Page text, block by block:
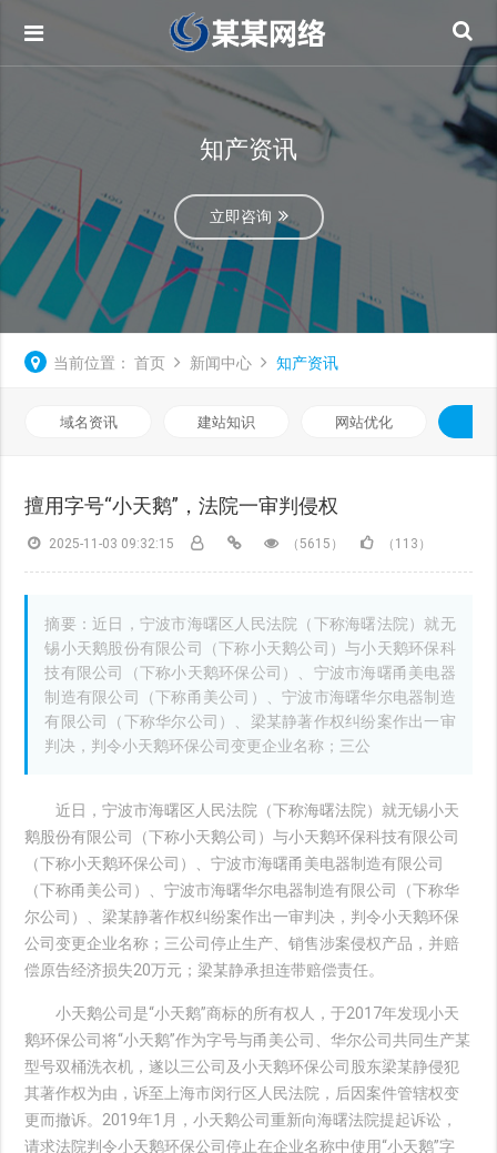
知产资讯
立即咨询
当前位置： 首页 新闻中心 知产资讯
域名资讯 建站知识 网站优化
擅用字号“小天鹅”，法院一审判侵权
2025-11-03 09:32:15 （5615） （113）
摘要：近日，宁波市海曙区人民法院（下称海曙法院）就无
锡小天鹅股份有限公司（下称小天鹅公司）与小天鹅环保科
技有限公司（下称小天鹅环保公司）、宁波市海曙甬美电器
制造有限公司（下称甬美公司）、宁波市海曙华尔电器制造
有限公司（下称华尔公司）、梁某静著作权纠纷案作出一审
判决，判令小天鹅环保公司变更企业名称；三公
近日，宁波市海曙区人民法院（下称海曙法院）就无锡小天
鹅股份有限公司（下称小天鹅公司）与小天鹅环保科技有限公司
（下称小天鹅环保公司）、宁波市海曙甬美电器制造有限公司
（下称甬美公司）、宁波市海曙华尔电器制造有限公司（下称华
尔公司）、梁某静著作权纠纷案作出一审判决，判令小天鹅环保
公司变更企业名称；三公司停止生产、销售涉案侵权产品，并赔
偿原告经济损失20万元；梁某静承担连带赔偿责任。
小天鹅公司是“小天鹅”商标的所有权人，于2017年发现小天
鹅环保公司将“小天鹅”作为字号与甬美公司、华尔公司共同生产某
型号双桶洗衣机，遂以三公司及小天鹅环保公司股东梁某静侵犯
其著作权为由，诉至上海市闵行区人民法院，后因案件管辖权变
更而撤诉。2019年1月，小天鹅公司重新向海曙法院提起诉讼，
请求法院判令小天鹅环保公司停止在企业名称中使用“小天鹅”字